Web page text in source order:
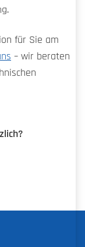
für Sie am
– wir beraten